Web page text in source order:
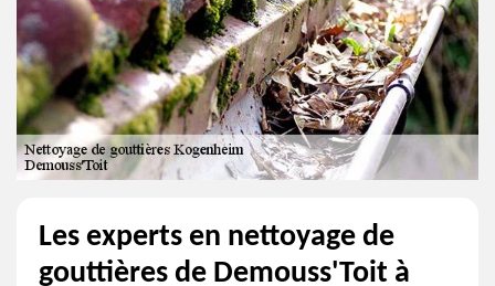
Les experts en nettoyage de
gouttières de Demouss'Toit à